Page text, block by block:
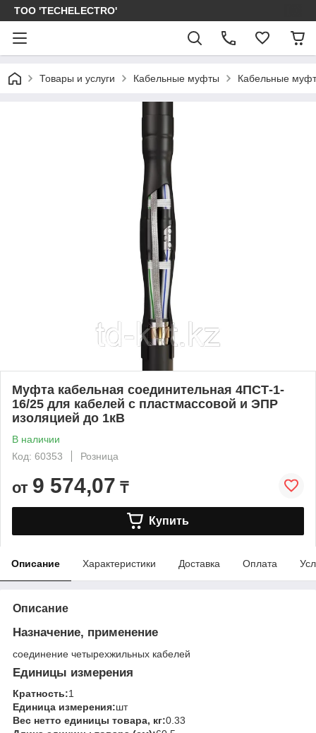
ТОО 'TECHELECTRO'
Товары и услуги Кабельные муфты Кабельные
Муфта кабельная соединительная 4ПСТ-1-
16/25 для кабелей с пластмассовой и ЭПР
изоляцией до 1кВ
В наличии
Код: 60353
Розница
от 9 574,07 ₸
Купить
Описание Характеристики Доставка Оплата
Описание
Назначение, применение
соединение четырехжильных кабелей
Единицы измерения
Кратность:1
Единица измерения:шт
Вес нетто единицы товара, кг:0.33